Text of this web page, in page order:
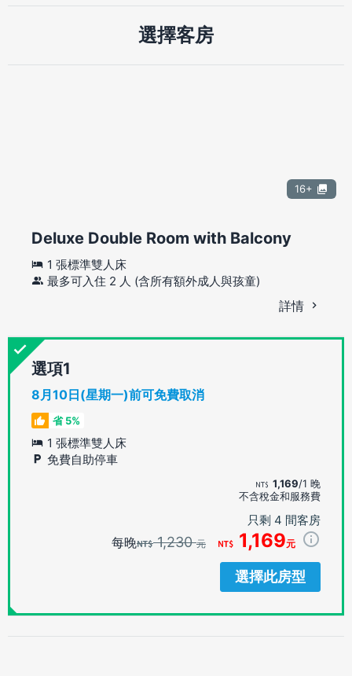
選擇客房
16+
Deluxe Double Room with Balcony
1 張標準雙人床
最多可入住 2 人 (含所有額外成人與孩童)
詳情
選項
8月10日(星期一)前可免費取消
省 5%
1 張標準雙人床
免費自助停車
1,169/1 晚
不含稅金和服務費
只剩 4 間客房
每晚 1,230元 1,169元
選擇此房型